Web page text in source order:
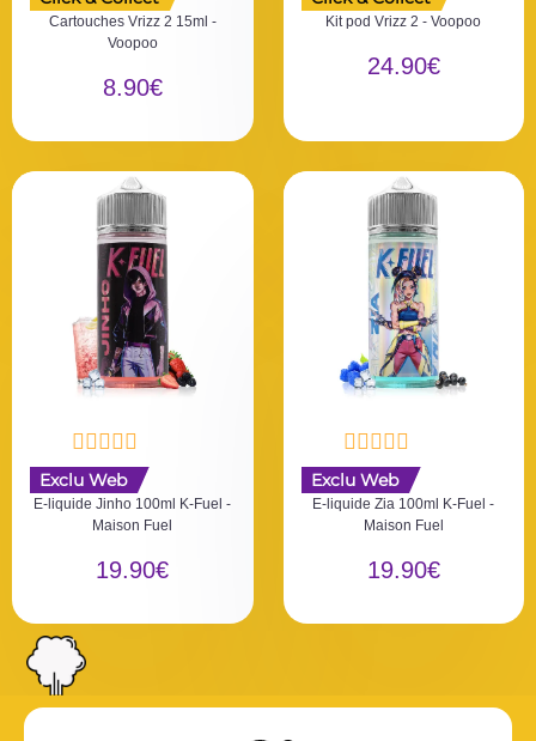
o
r
Cartouches Vrizz 2 15ml -
Voopoo
8.90€
o
t
r
Kit pod Vrizz 2 - Voopoo
24.90€
N
o
t
r
5
Exclu Web
E-liquide Jinho 100ml K-Fuel -
Maison Fuel
19.90€
N
o
t
r
Exclu Web
E-liquide Zia 100ml K-Fuel -
Maison Fuel
19.90€